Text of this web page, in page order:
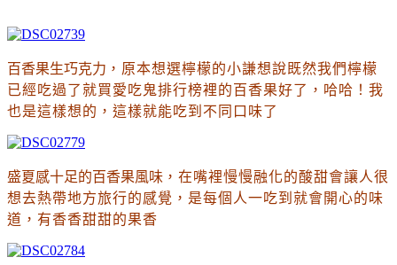
百香果生巧克力 ， 原本想選檸檬的小謙想說既然我們檸檬
已經吃過了就買愛吃鬼排行榜裡的百香果好了 ，哈哈！我
也是這樣想的，這樣就能吃到不同口味了
盛夏感十足的百香果風味 ，在嘴裡慢慢融化的酸甜會讓人很
想去熱帶地方旅行的感覺 ，是每個人一吃到就會開心的味
道 ，有香香甜甜的果香